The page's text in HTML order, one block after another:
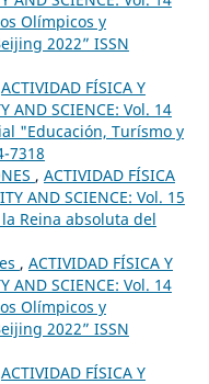
Olímpicos y
2022” ISSN
ACTIVIDAD FÍSICA Y
AND SCIENCE: Vol. 14
"Educación, Turísmo y
7318
, ACTIVIDAD FÍSICA
AND SCIENCE: Vol. 15
Reina absoluta del
, ACTIVIDAD FÍSICA Y
AND SCIENCE: Vol. 14
Olímpicos y
2022” ISSN
ACTIVIDAD FÍSICA Y